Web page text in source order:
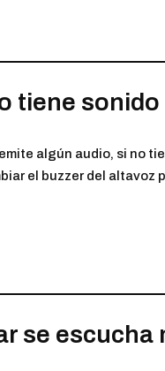
tiene sonido
algún audio, si no
el buzzer del altavoz
se escucha